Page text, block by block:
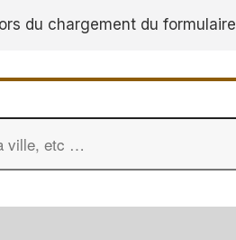
du chargement du formulaire